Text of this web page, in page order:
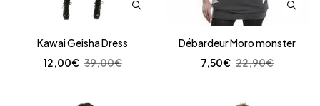
Kawai Geisha Dress
39,00€
12,00€
Débardeur Moro monster
22,90€
7,50€